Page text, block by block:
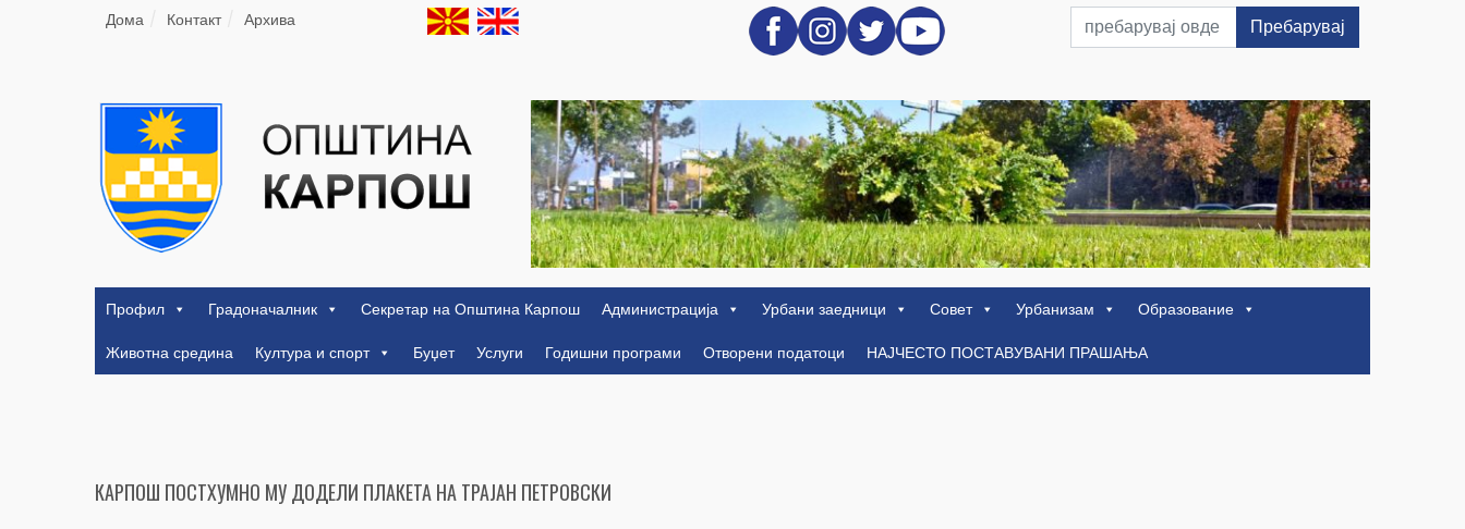
Дома Контакт Архива Пребарувај
Профил Градоначалник Секретар на Општина Карпош Администрација Урбани заедници Совет Урбанизам
Образование
Животна средина
Култура и спорт Буџет Услуги Годишни програми Отворени податоци НАЈЧЕСТО ПОСТАВУВАНИ ПРАШАЊА
КАРПОШ ПОСТХУМНО МУ ДОДЕЛИ ПЛАКЕТА НА ТРАЈАН ПЕТРОВСКИ